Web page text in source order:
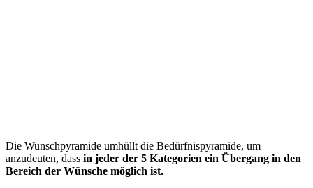
Die Wunschpyramide umhüllt die Bedürfnispyramide, um
anzudeuten, dass in jeder der 5 Kategorien ein Übergang in den
Bereich der Wünsche möglich ist.